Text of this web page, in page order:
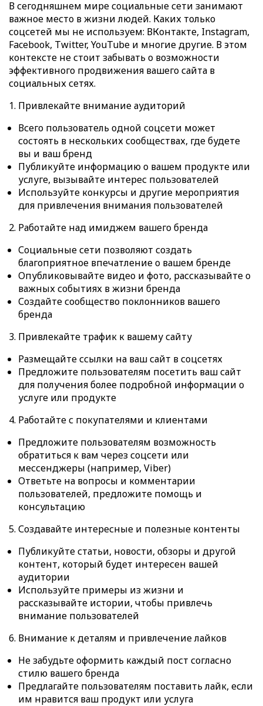
В сегодняшнем мире социальные сети занимают
важное место в жизни людей. Каких только
соцсетей мы не используем: ВКонтакте, Instagram,
Facebook, Twitter, YouTube и многие другие. В этом
контексте не стоит забывать о возможности
эффективного продвижения вашего сайта в
социальных сетях.
1. Привлекайте внимание аудиторий
Всего пользователь одной соцсети может
состоять в нескольких сообществах, где будете
вы и ваш бренд
Публикуйте информацию о вашем продукте или
услуге, вызывайте интерес пользователей
Используйте конкурсы и другие мероприятия
для привлечения внимания пользователей
2. Работайте над имиджем вашего бренда
Социальные сети позволяют создать
благоприятное впечатление о вашем бренде
Опубликовывайте видео и фото, рассказывайте о
важных событиях в жизни бренда
Создайте сообщество поклонников вашего
бренда
3. Привлекайте трафик к вашему сайту
Размещайте ссылки на ваш сайт в соцсетях
Предложите пользователям посетить ваш сайт
для получения более подробной информации о
услуге или продукте
4. Работайте с покупателями и клиентами
Предложите пользователям возможность
обратиться к вам через соцсети или
мессенджеры (например, Viber)
Ответьте на вопросы и комментарии
пользователей, предложите помощь и
консультацию
5. Создавайте интересные и полезные контенты
Публикуйте статьи, новости, обзоры и другой
контент, который будет интересен вашей
аудитории
Используйте примеры из жизни и
рассказывайте истории, чтобы привлечь
внимание пользователей
6. Внимание к деталям и привлечение лайков
Не забудьте оформить каждый пост согласно
стилю вашего бренда
Предлагайте пользователям поставить лайк, если
им нравится ваш продукт или услуга